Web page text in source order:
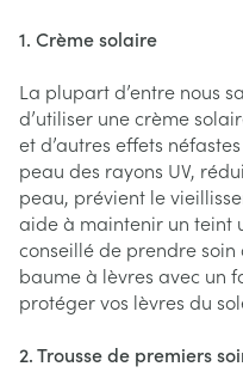
1. Crème solaire
La plupart d’entre nous
d’utiliser une crème
et d’autres effets
peau des rayons UV,
peau, prévient le
aide à maintenir un teint
conseillé de prendre soin
baume à lèvres avec un
protéger vos lèvres du
2. Trousse de premiers